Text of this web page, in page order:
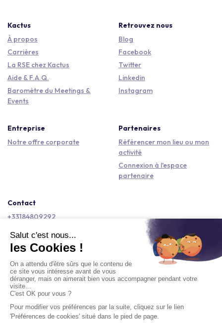
Kactus
À propos
Carrières
La RSE chez Kactus
Aide & F.A.Q.
Baromètre du Meetings &
Events
Retrouvez nous
Blog
Facebook
Twitter
Linkedin
Instagram
Entreprise
Notre offre corporate
Partenaires
Référencer mon lieu ou mon
activité
Connexion à l'espace
partenaire
Contact
+33184809292
Copyright © 2026 Kactus Tous droits réservés
Conditions générales d'utilisation
Mentions légales
Signaler un contenu